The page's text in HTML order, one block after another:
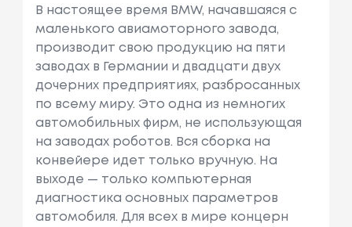
В настоящее время BMW, начавшаяся с
маленького авиамоторного завода,
производит свою продукцию на пяти
заводах в Германии и двадцати двух
дочерних предприятиях, разбросанных
по всему миру. Это одна из немногих
автомобильных фирм, не использующая
на заводах роботов. Вся сборка на
конвейере идет только вручную. На
выходе — только компьютерная
диагностика основных параметров
автомобиля. Для всех в мире концерн